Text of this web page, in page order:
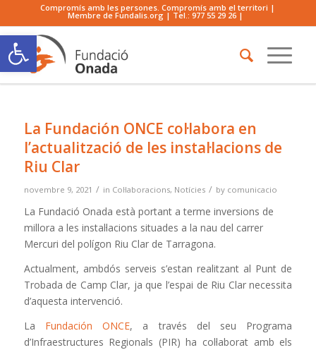
Obre la barra d'eines
Compromís amb les persones. Compromís amb el territori |
Membre de Fundalis.org | Tel.:977 55 29 26 |
La Fundación ONCE col·labora en
l’actualització de les instal·lacions de
Riu Clar
novembre 9, 2021 / in Col·laboracions, Notícies / by comunicacio
La Fundació Onada està portant a terme inversions de
millora a les instal·lacions situades a la nau del carrer
Mercuri del polígon Riu Clar de Tarragona.
Actualment, ambdós serveis s’estan realitzant al Punt de
Trobada de Camp Clar, ja que l’espai de Riu Clar necessita
d’aquesta intervenció.
La Fundación ONCE, a través del seu Programa
d’Infraestructures Regionals (PIR) ha col·laborat amb els